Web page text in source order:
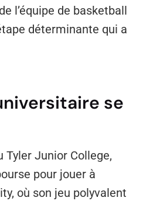
l’équipe de basketball
déterminante qui a
se
Tyler Junior College,
pour jouer à
où son jeu polyvalent